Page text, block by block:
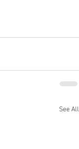
See All